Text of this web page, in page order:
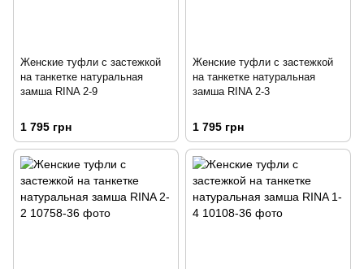
Женские туфли с застежкой
на танкетке натуральная
замша RINA 2-9
1 795 грн
Женские туфли с застежкой
на танкетке натуральная
замша RINA 2-3
1 795 грн